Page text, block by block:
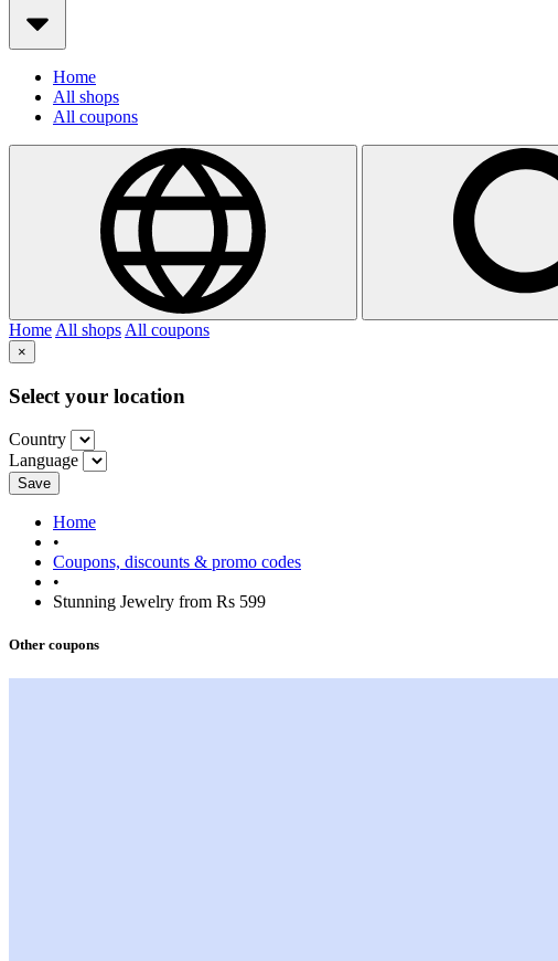
Home
All shops
All coupons
HomeAll shopsAll coupons
×
Select your location
Country
Language
Save
Home
•
Coupons, discounts & promo codes
•
Stunning Jewelry from Rs 599
Other coupons